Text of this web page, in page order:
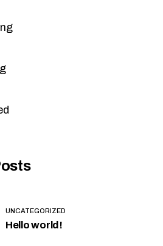
UNCATEGORIZED
Hello world!